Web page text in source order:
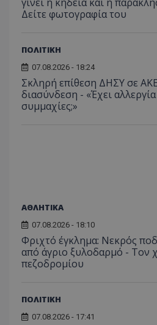
Δείτε φωτογραφία του
ΠΟΛΙΤΙΚΗ
07.08.2026 - 18:24
Σκληρή επίθεση ΔΗΣΥ σε
διασύνδεση - «Έχει
συμμαχίες;»
ΑΘΛΗΤΙΚΑ
07.08.2026 - 18:10
Φριχτό έγκλημα: Νεκρός
από άγριο ξυλοδαρμό - Τον
πεζοδρομίου
ΠΟΛΙΤΙΚΗ
07.08.2026 - 17:41
ASP.NET_SessionId
VISITOR_PRIVACY_METADATA